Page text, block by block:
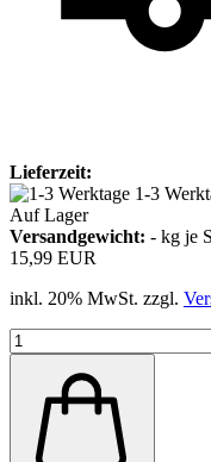
Lieferzeit:
1-3
Auf Lager
Versandgewicht: - kg je
15,99 EUR
inkl. 20% MwSt. zzgl.